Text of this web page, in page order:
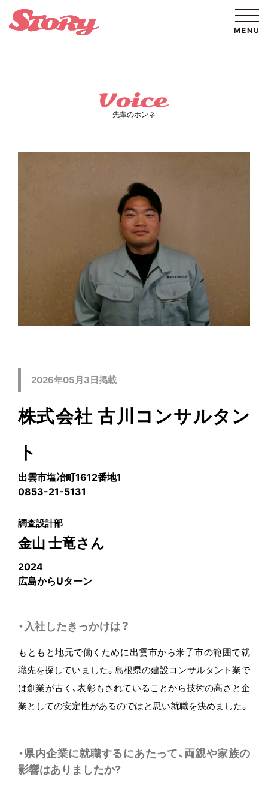
先輩のホンネ
2026年05月3日掲載
株式会社 古川コンサルタン
ト
出雲市塩冶町1612番地1
0853-21-5131
調査設計部
金山 士竜さん
2024
広島からUターン
・入社したきっかけは？
もともと地元で働くために出雲市から米子市の範囲で就
職先を探していました。島根県の建設コンサルタント業で
は創業が古く、表彰もされていることから技術の高さと企
業としての安定性があるのではと思い就職を決めました。
・県内企業に就職するにあたって、両親や家族の
影響はありましたか?